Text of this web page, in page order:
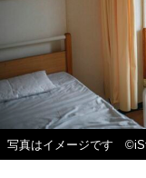
写真はイメージです